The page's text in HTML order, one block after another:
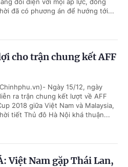
đã có phương án để hướng tới...
cho trận chung kết AFF
Ngày 15/12, ngày
ra trận chung kết lượt về AFF
2018 giữa Việt Nam và Malaysia,
tiết Thủ đô Hà Nội khá thuận...
Việt Nam gặp Thái Lan,